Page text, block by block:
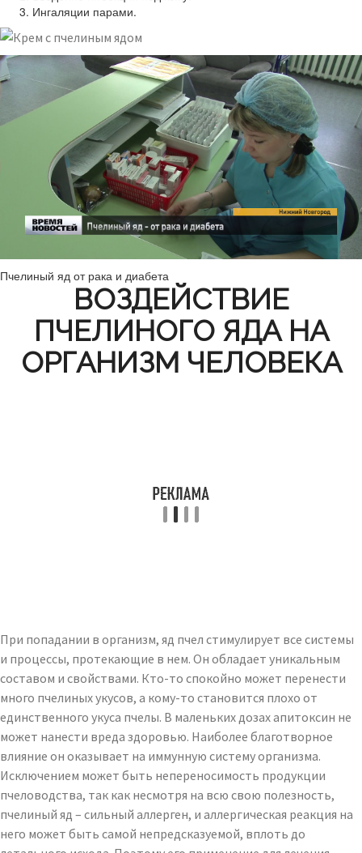
Ингаляции парами.
Пчелиный яд от рака и диабета
ВОЗДЕЙСТВИЕ
ПЧЕЛИНОГО ЯДА НА
ОРГАНИЗМ ЧЕЛОВЕКА
При попадании в организм, яд пчел стимулирует все системы
и процессы, протекающие в нем. Он обладает уникальным
составом и свойствами. Кто-то спокойно может перенести
много пчелиных укусов, а кому-то становится плохо от
единственного укуса пчелы. В маленьких дозах апитоксин не
может нанести вреда здоровью. Наиболее благотворное
влияние он оказывает на иммунную систему организма.
Исключением может быть непереносимость продукции
пчеловодства, так как несмотря на всю свою полезность,
пчелиный яд – сильный аллерген, и аллергическая реакция на
него может быть самой непредсказуемой, вплоть до